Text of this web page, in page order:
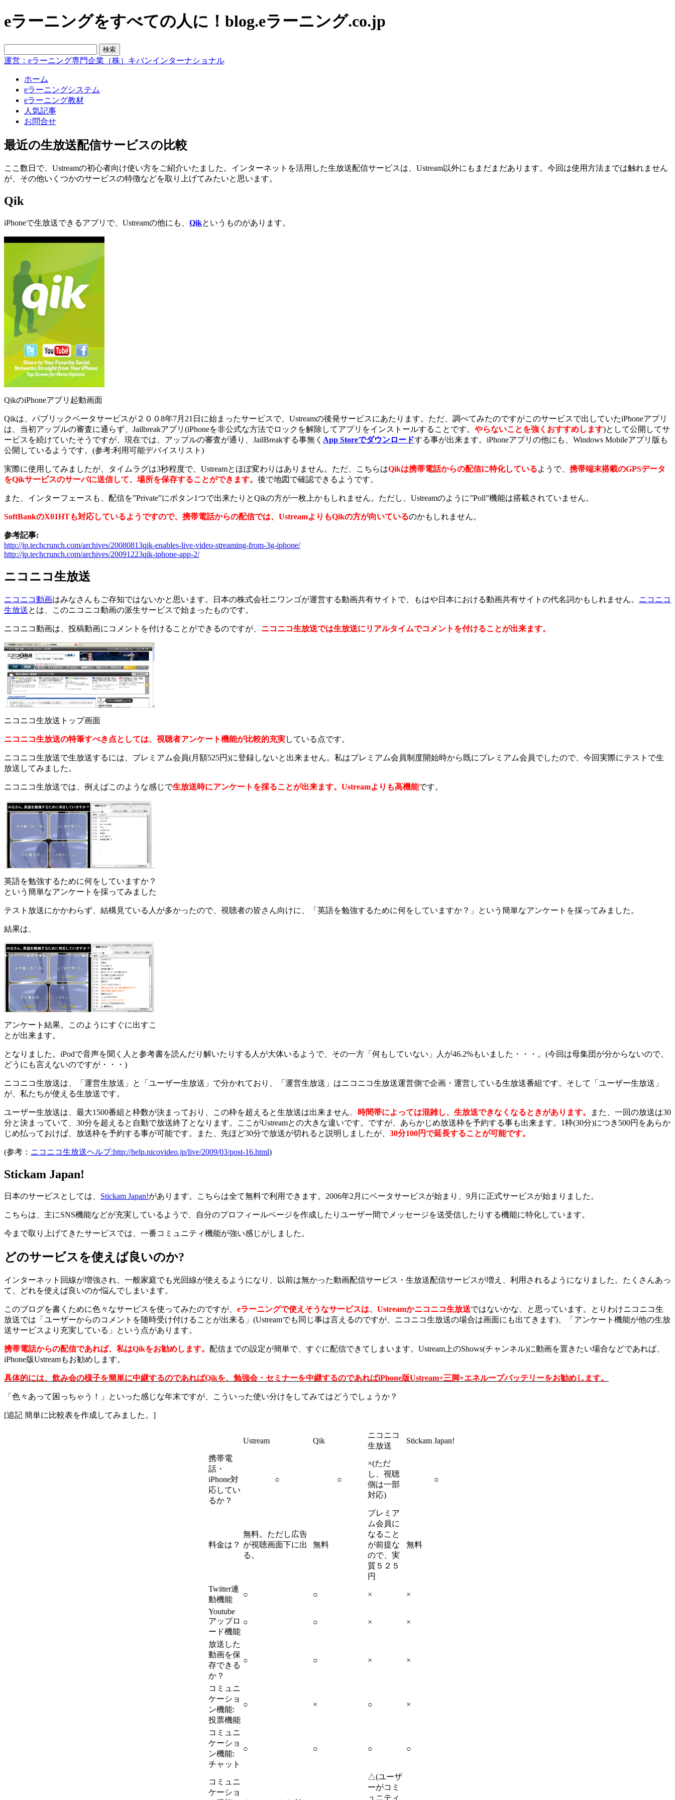
eラーニングをすべての人に！blog.eラーニング.co.jp
運営：eラーニング専門企業（株）キバンインターナショナル
ホーム
eラーニングシステム
eラーニング教材
人気記事
お問合せ
最近の生放送配信サービスの比較
ここ数日で、Ustreamの初心者向け使い方をご紹介いたました。インターネットを活用した生放送配信サービスは、Ustream以外にもまだまだあります。今回は使用方法までは触れません
が、その他いくつかのサービスの特徴などを取り上げてみたいと思います。
Qik
iPhoneで生放送できるアプリで、Ustreamの他にも、 Qikというものがあります。
QikのiPhoneアプリ起動画面
Qikは、パブリックベータサービスが２００8年7月21日に始まったサービスで、Ustreamの後発サービスにあたります。ただ、調べてみたのですがこのサービスで出していたiPhoneアプリ
は、当初アップルの審査に通らず、Jailbreakアプリ(iPhoneを非公式な方法でロックを解除してアプリをインストールすることです。 やらないことを強くおすすめします)として公開してサ
ービスを続けていたそうですが、現在では、アップルの審査が通り、JailBreakする事無く App Storeでダウンロードする事が出来ます。iPhoneアプリの他にも、Windows Mobileアプリ版も
公開しているようです。(参考:利用可能デバイスリスト)
実際に使用してみましたが、タイムラグは3秒程度で、Ustreamとほぼ変わりはありません。ただ、こちらはQikは携帯電話からの配信に特化しているようで、 携帯端末搭載のGPSデータ
をQikサービスのサーバに送信して、場所を保存することができます。 後で地図で確認できるようです。
また、インターフェースも、配信を”Private”にボタン1つで出来たりとQikの方が一枚上かもしれません。ただし、Ustreamのように”Poll”機能は搭載されていません。
SoftBankのX01HTも対応しているようですので、 携帯電話からの配信では、UstreamよりもQikの方が向いているのかもしれません。
参考記事:
http://jp.techcrunch.com/archives/20080813qik-enables-live-video-streaming-from-3g-iphone/
http://jp.techcrunch.com/archives/20091223qik-iphone-app-2/
ニコニコ生放送
ニコニコ動画はみなさんもご存知ではないかと思います。日本の株式会社ニワンゴが運営する動画共有サイトで、もはや日本における動画共有サイトの代名詞かもしれません。 ニコニコ
生放送とは、このニコニコ動画の派生サービスで始まったものです。
ニコニコ動画は、投稿動画にコメントを付けることができるのですが、 ニコニコ生放送では生放送にリアルタイムでコメントを付けることが出来ます。
ニコニコ生放送トップ画面
ニコニコ生放送の特筆すべき点としては、視聴者アンケート機能が比較的充実している点です。
ニコニコ生放送で生放送するには、プレミアム会員(月額525円)に登録しないと出来ません。私はプレミアム会員制度開始時から既にプレミアム会員でしたので、今回実際にテストで生
放送してみました。
ニコニコ生放送では、例えばこのような感じで生放送時にアンケートを採ることが出来ます。Ustreamよりも高機能です。
英語を勉強するために何をしていますか？
という簡単なアンケートを採ってみました
テスト放送にかかわらず、結構見ている人が多かったので、視聴者の皆さん向けに、「英語を勉強するために何をしていますか？」という簡単なアンケートを採ってみました。
結果は、
アンケート結果。このようにすぐに出すこ
とが出来ます。
となりました。iPodで音声を聞く人と参考書を読んだり解いたりする人が大体いるようで、その一方「何もしていない」人が46.2%もいました・・・。(今回は母集団が分からないので、
どうにも言えないのですが・・・)
ニコニコ生放送は、「運営生放送」と「ユーザー生放送」で分かれており、「運営生放送」はニコニコ生放送運営側で企画・運営している生放送番組です。そして「ユーザー生放送」
が、私たちが使える生放送です。
ユーザー生放送は、最大1500番組と枠数が決まっており、この枠を超えると生放送は出来ません。 時間帯によっては混雑し、生放送できなくなるときがあります。
また、一回の放送は30
分と決まっていて、30分を超えると自動で放送終了となります。ここがUstreamとの大きな違いです。ですが、あらかじめ放送枠を予約する事も出来ます。1枠(30分)につき500円をあらか
じめ払っておけば、放送枠を予約する事が可能です。また、先ほど30分で放送が切れると説明しましたが、 30分100円で延長することが可能です。
(参考： ニコニコ生放送ヘルプ:http://help.nicovideo.jp/live/2009/03/post-16.html)
Stickam Japan!
日本のサービスとしては、 Stickam Japan!があります。こちらは全て無料で利用できます。2006年2月にベータサービスが始まり、9月に正式サービスが始まりました。
こちらは、主にSNS機能などが充実しているようで、自分のプロフィールページを作成したりユーザー間でメッセージを送受信したりする機能に特化しています。
今まで取り上げてきたサービスでは、一番コミュニティ機能が強い感じがしました。
どのサービスを使えば良いのか?
インターネット回線が増強され、一般家庭でも光回線が使えるようになり、以前は無かった動画配信サービス・生放送配信サービスが増え、利用されるようになりました。たくさんあっ
て、どれを使えば良いのか悩んでしまいます。
このブログを書くために色々なサービスを使ってみたのですが、 eラーニングで使えそうなサービスは、Ustreamかニコニコ生放送ではないかな、と思っています。とりわけニコニコ生
放送では「ユーザーからのコメントを随時受け付けることが出来る」(Ustreamでも同じ事は言えるのですが、ニコニコ生放送の場合は画面にも出てきます)、「アンケート機能が他の生放
送サービスより充実している」という点があります。
携帯電話からの配信であれば、私はQikをお勧めします。 配信までの設定が簡単で、すぐに配信できてしまいます。Ustream上のShows(チャンネル)に動画を置きたい場合などであれば、
iPhone版Ustreamもお勧めします。
具体的には、飲み会の様子を簡単に中継するのであればQikを、勉強会・セミナーを中継するのであればiPhone版Ustream+三脚+エネループバッテリーをお勧めします。
「色々あって困っちゃう！」といった感じな年末ですが、こういった使い分けをしてみてはどうでしょうか？
[追記 簡単に比較表を作成してみました。]
Ustream Qik
ニコニコ
生放送
Stickam Japan!
携帯電
話・
iPhone対
応してい
るか？
○ ○
×(ただ
し、視聴
側は一部
対応)
○
料金は？
無料。ただし広告
が視聴画面下に出
る。
無料
プレミア
ム会員に
なること
が前提な
ので、実
質５２５
円
無料
Twitter連
動機能
○ ○ ×
×
Youtube
アップロ
ード機能
○ ○ × ×
放送した
動画を保
存できる
か？
○ ○ × ×
コミュニ
ケーショ
ン機能:
投票機能
○ × ○ ×
コミュニ
ケーショ
ン機能:
チャット
○ ○ ○ ○
コミュニ
ケーショ
△(ユーザ
ーがコミ
ュニティ